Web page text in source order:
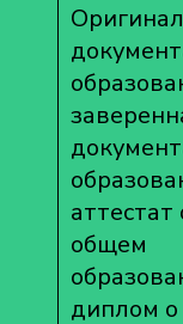
Оригинал
общем
диплом